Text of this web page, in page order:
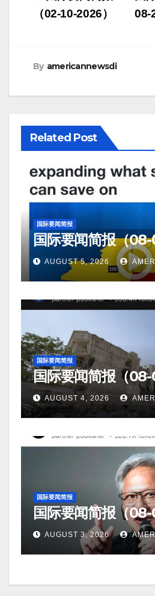
navigation
08-
（02-10-2026）
By americannewsdi
Related Post
国际要闻简报
国际要闻简报（08-
AUGUST 5, 2026
国际要闻简报
国际要闻简报（08-
AUGUST 4, 2026
国际要闻简报
国际要闻简报（
AUGUST 3, 2026